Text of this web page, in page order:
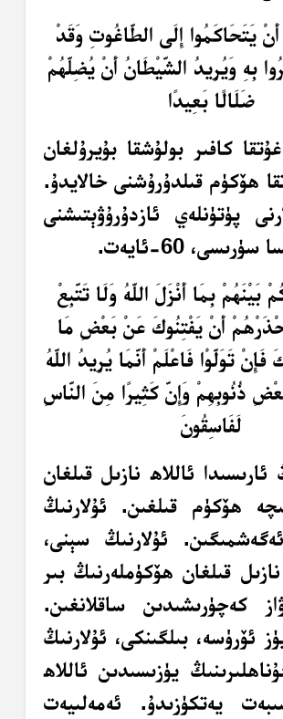
يَتَحَاكَمُوا إِلَى الطَّاغُوتِ وَقَدْ
بِهِ وَيُرِيدُ الشَّيْطَانُ أَنْ يُضِلَّهُمْ
ضَلَالًا بَعِيدًا
كافىر بولۇشقا بۇيرۇلغان
ھۆكۈم قىلدۇرۇشنى خالايدۇ.
پۈتۈنلەي ئازدۇرۇۋېتىشنى
60-ئايەت.
بَيْنَهُمْ بِمَا أَنْزَلَ اللَّهُ وَلَا تَتَّبِعْ
أَنْ يَفْتِنُوكَ عَنْ بَعْضِ مَا
فَإِنْ تَوَلَّوْا فَاعْلَمْ أَنَّمَا يُرِيدُ اللَّهُ
ذُنُوبِهِمْ وَإِنَّ كَثِيرًا مِنَ النَّاسِ
لَفَاسِقُونَ
ئارىسىدا ئاللاھ نازىل قىلغان
ھۆكۈم قىلغىن. ئۇلارنىڭ
ئەگەشمىگىن. ئۇلارنىڭ سېنى،
قىلغان ھۆكۈملەرنىڭ بىر
كەچۈرىشىدىن ساقلانغىن.
ئۆرۈسە، بىلگىنكى، ئۇلارنىڭ
يۈزىسىدىن ئاللاھ
يەتكۈزىدۇ. ئەمەلىيەت